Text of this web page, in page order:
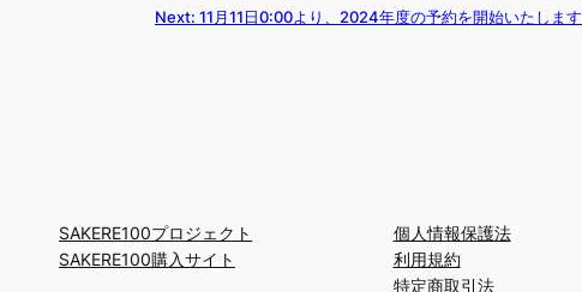
Next: 11月11日0:00より、2024年度の予約を開始いたします
SAKERE100プロジェクト
SAKERE100購入サイト
個人情報保護法
利用規約
特定商取引法